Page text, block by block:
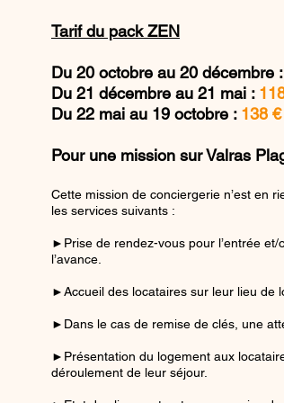
Tarif du pack ZEN
Du 20 octobre au 20 décembre :
Du 21 décembre au 21 mai :
Du 22 mai au 19 octobre : 138 €
Pour une mission sur Valras
Cette mission de conciergerie n’est en
les services suivants :
►Prise de rendez-vous pour l’entrée
l’avance.
►Accueil des locataires sur leur lieu de
►Dans le cas de remise de clés, une
►Présentation du logement aux
déroulement de leur séjour.